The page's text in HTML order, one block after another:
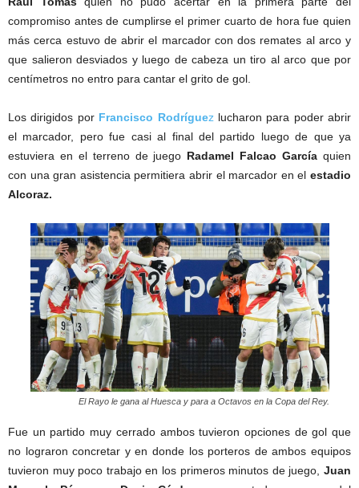
compromiso antes de cumplirse el primer cuarto de hora fue quien
más cerca estuvo de abrir el marcador con dos remates al arco y
que salieron desviados y luego de cabeza un tiro al arco que por
centímetros no entro para cantar el grito de gol.
Los dirigidos por Francisco Rodríguezlucharon para poder abrir
el marcador, pero fue casi al final del partido luego de que ya
estuviera en el terreno de juego Radamel Falcao García quien
con una gran asistencia permitiera abrir el marcador en el estadio
Alcoraz.
El Rayo le gana al Huesca y para a Octavos en la Copa del Rey.
Fue un partido muy cerrado ambos tuvieron opciones de gol que
no lograron concretar y en donde los porteros de ambos equipos
tuvieron muy poco trabajo en los primeros minutos de juego, Juan